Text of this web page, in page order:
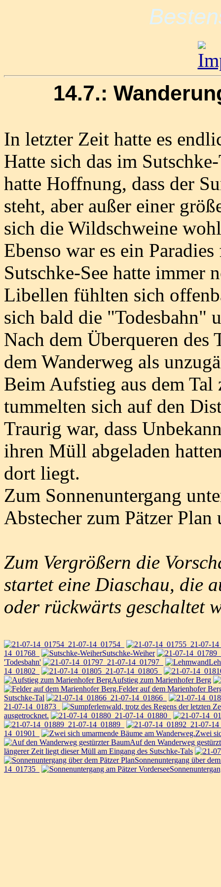
14.7.:
In letzter Zeit hatte es
Hatte sich das im
hatte Hoffnung, dass der
steht, aber außer einer
sich die Wildschweine
Ebenso war es ein
Sutschke-See hatte immer
Libellen fühlten sich
sich bald die "Todesbahn"
Nach dem Überqueren des
dem Wanderweg als
Beim Aufstieg aus dem
tummelten sich auf den
Traurig war, dass
ihren Müll abgeladen
dort liegt.
Zum Sonnenuntergang
Abstecher zum Pätzer Plan
Zum Vergrößern die
startet eine Diaschau, die
oder rückwärts geschaltet
21-07-14_01754_
21-07-
14_01768_
Sutschke-Weiher
'Todesbahn'
21-07-14_01797_
14_01802_
21-07-14_01805_
Aufstieg zum Marienhofer Berg
Felder auf dem Marienhofer
Sutschke-Tal
21-07-14_01866_
21-07-14_01873_
ausgetrocknet.
21-07-14_01880_
21-07-14_01889_
21-07-
14_01901_
Zwei
Auf den Wanderweg
längerer Zeit liegt dieser Müll am Eingang des Sutschke-Tals
Sonnenuntergang über
14_01735_